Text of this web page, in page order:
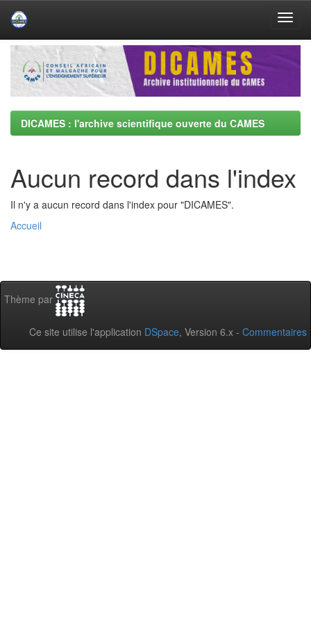
Skip
navigation
DICAMES : l'archive scientifique ouverte du CAMES
Aucun record dans l'index
Il n'y a aucun record dans l'index pour "DICAMES".
Accueil
Thème par
Ce site utilise l'application DSpace, Version 6.x - Commentaires